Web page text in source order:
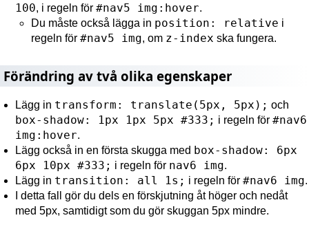
100, i regeln för#nav5 img:hover.
Du måste också lägga in position: relative i
regeln för #nav5 img, om z-index ska fungera.
Förändring av två olika egenskaper
Lägg in transform: translate(5px, 5px); och
box-shadow: 1px 1px 5px #333; i regeln för#nav6
img:hover.
Lägg också in en första skugga med box-shadow: 6px
6px 10px #333; i regeln för nav6 img.
Lägg in transition: all 1s; i regeln för#nav6 img.
I detta fall gör du dels en förskjutning åt höger och nedåt
med 5px, samtidigt som du gör skuggan 5px mindre.